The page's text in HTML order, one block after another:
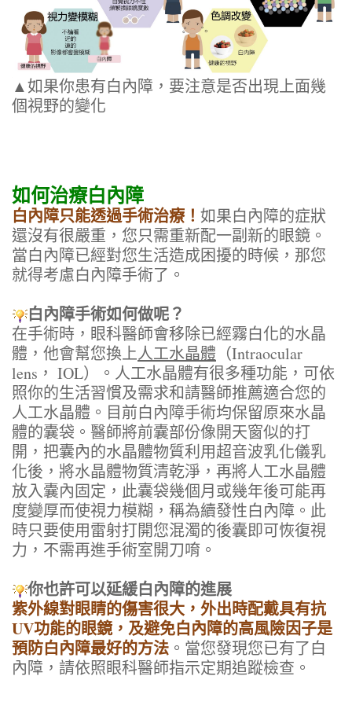
▲如果你患有白內障，要注意是否出現上面幾
個視野的變化
如何治療白內障
白內障只能透過手術治療！ 如果白內障的症狀
還沒有很嚴重，您只需重新配一副新的眼鏡。
當白內障已經對您生活造成困擾的時候，那您
就得考慮白內障手術了。
白內障手術如何做呢？
在手術時，眼科醫師會移除已經霧白化的水晶
體，他會幫您換上人工水晶體 （Intraocular
lens， IOL）。人工水晶體有很多種功能，可依
照你的生活習慣及需求和請醫師推薦適合您的
人工水晶體。目前白內障手術均保留原來水晶
體的囊袋。醫師將前囊部份像開天窗似的打
開，把囊內的水晶體物質利用超音波乳化儀乳
化後，將水晶體物質清乾淨，再將人工水晶體
放入囊內固定，此囊袋幾個月或幾年後可能再
度變厚而使視力模糊，稱為續發性白內障。此
時只要使用雷射打開您混濁的後囊即可恢復視
力，不需再進手術室開刀唷。
你也許可以延緩白內障的進展
紫外線對眼睛的傷害很大，外出時配戴具有抗
UV功能的眼鏡，及避免白內障的高風險因子是
預防白內障最好的方法 。當您發現您已有了白
內障，請依照眼科醫師指示定期追蹤檢查。